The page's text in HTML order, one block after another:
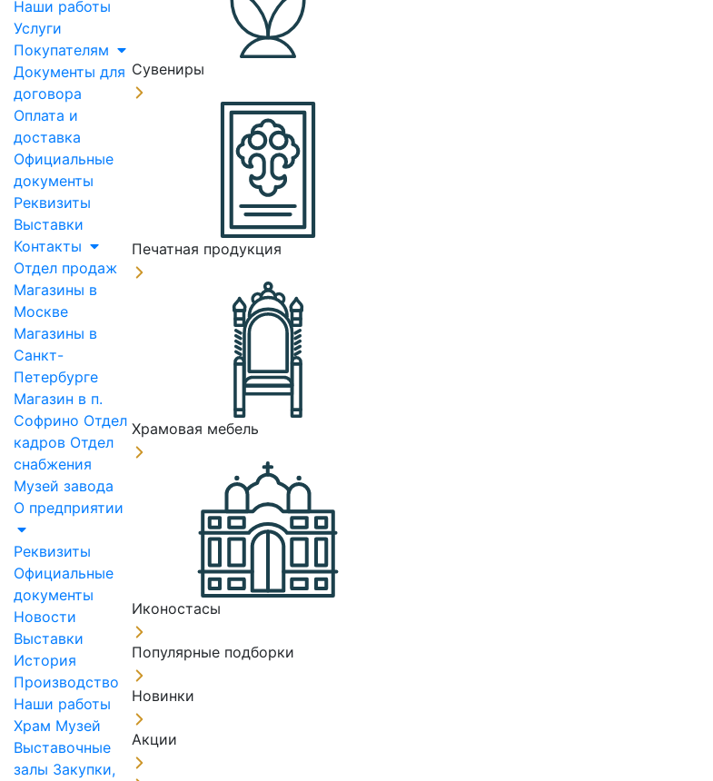
Наши работы
Услуги
Покупателям
Документы для
договора
Оплата и
доставка
Официальные
документы
Реквизиты
Выставки
Контакты
Отдел продаж
Магазины в
Москве
Магазины в
Санкт-
Петербурге
Магазин в п.
Софрино Отдел
кадров Отдел
снабжения
Музей завода
О предприятии
Реквизиты
Официальные
документы
Новости
Выставки
История
Производство
Наши работы
Храм Музей
Выставочные
залы Закупки,
Сувениры
Печатная продукция
Храмовая мебель
Иконостасы
Популярные подборки
Новинки
Акции